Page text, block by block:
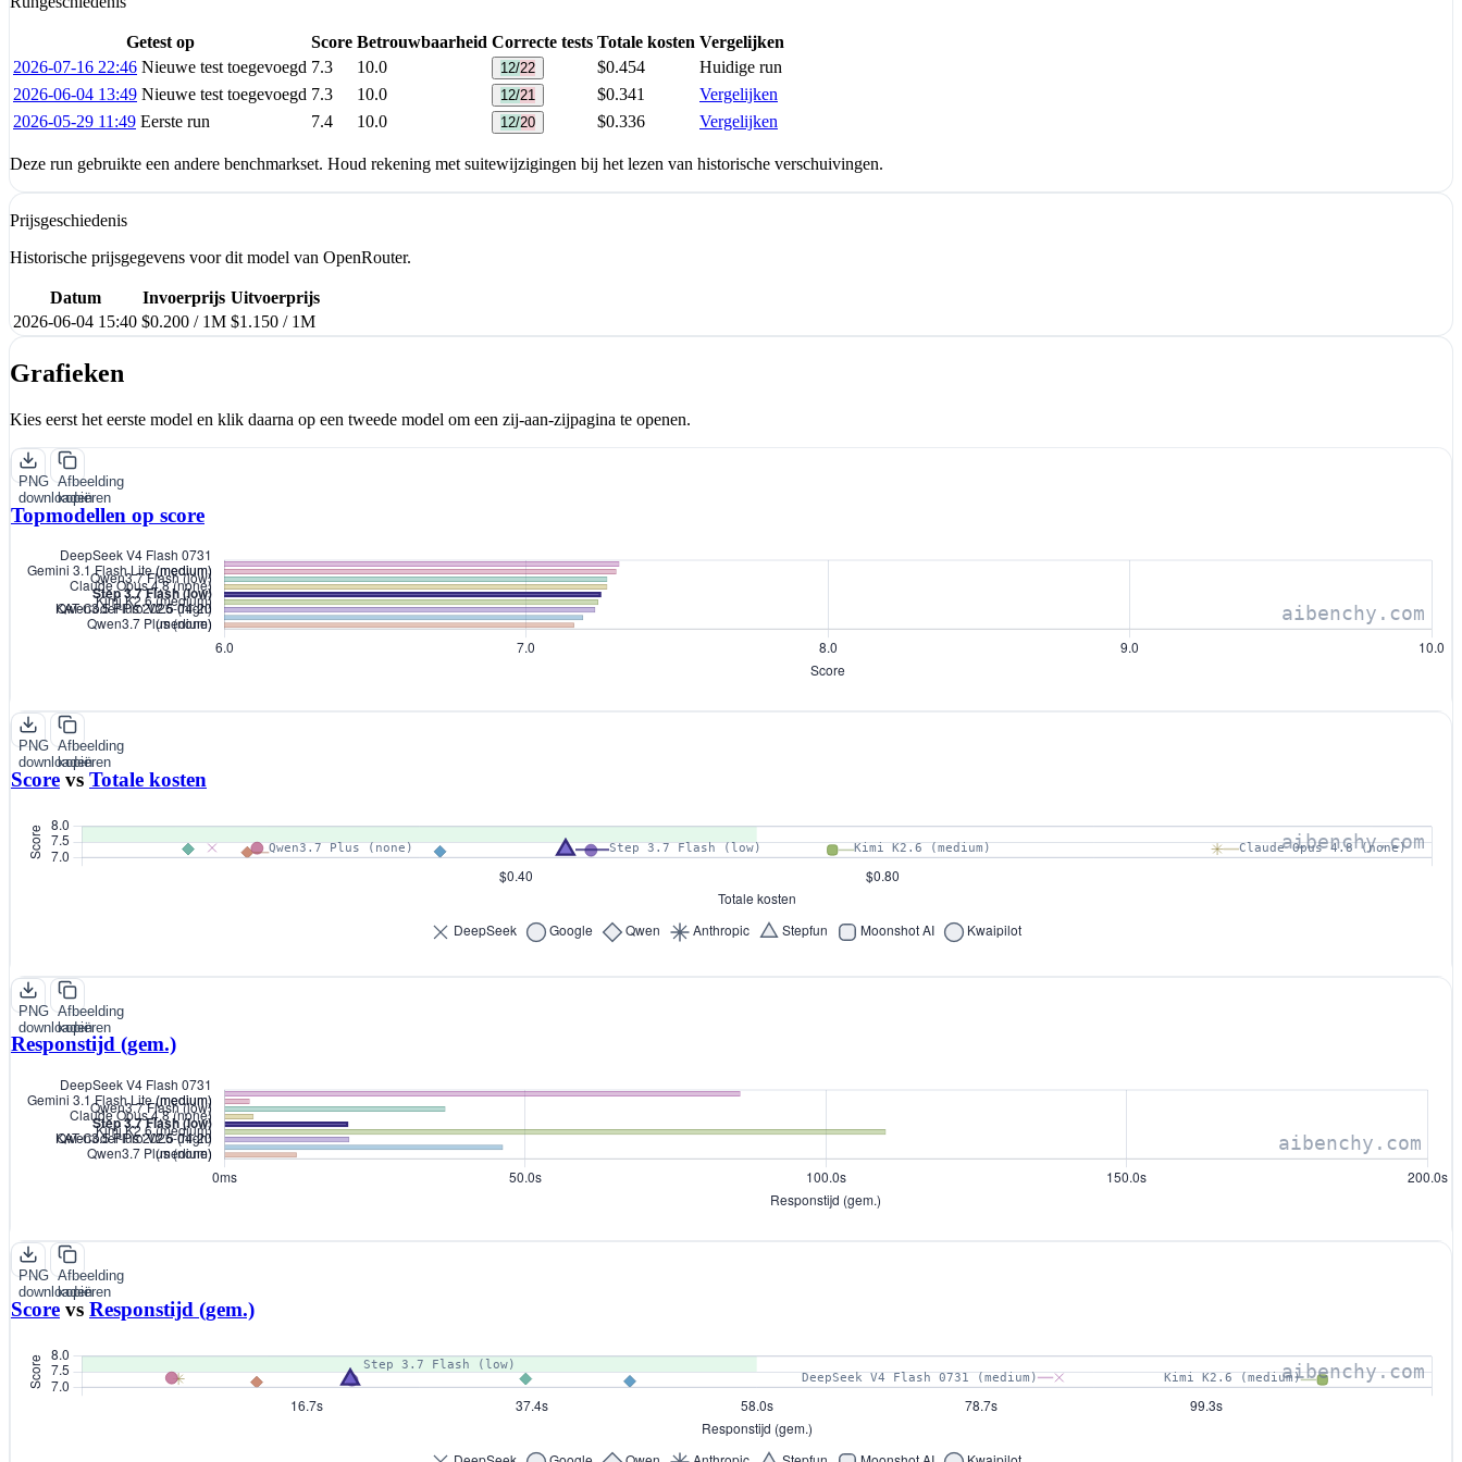
Getest op Score Betrouwbaarheid Correcte tests Totale kosten Vergelijken
2026-07-16 22:46 Nieuwe test toegevoegd 7.3 10.0 12/22 $0.454
Huidige run
2026-06-04 13:49 Nieuwe test toegevoegd 7.3 10.0 12/21 $0.341
Vergelijken
2026-05-29 11:49 Eerste run 7.4 10.0 12/20 $0.336 Vergelijken
Deze run gebruikte een andere benchmarkset. Houd rekening met suitewijzigingen bij het lezen van historische verschuivingen.
Prijsgeschiedenis
Historische prijsgegevens voor dit model van OpenRouter.
Datum Invoerprijs Uitvoerprijs
2026-06-04 15:40 $0.200 / 1M $1.150 / 1M
Grafieken
Kies eerst het eerste model en klik daarna op een tweede model om een zij-aan-zijpagina te openen.
PNG
downloaden
Afbeelding
kopiëren
Topmodellen op score
PNG
downloaden
Afbeelding
kopiëren
Score vs Totale kosten
PNG
downloaden
Afbeelding
kopiëren
Responstijd (gem.)
PNG
downloaden
Afbeelding
kopiëren
Score vs Responstijd (gem.)